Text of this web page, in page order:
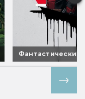
Фантастические